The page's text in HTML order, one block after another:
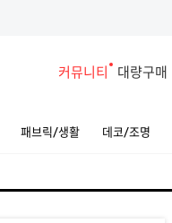
커뮤니티 대량구매
패브릭/생활 데코/조명